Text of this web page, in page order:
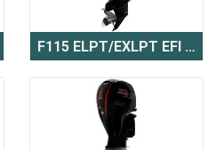
F115 ELPT/EXLPT EFI Pro XS CT